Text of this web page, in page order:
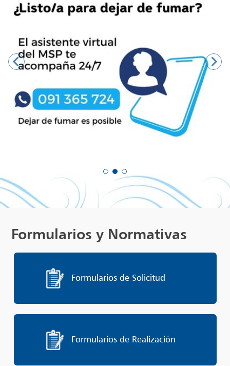
Formularios y Normativas
Formularios de Solicitud
Formularios de Realización